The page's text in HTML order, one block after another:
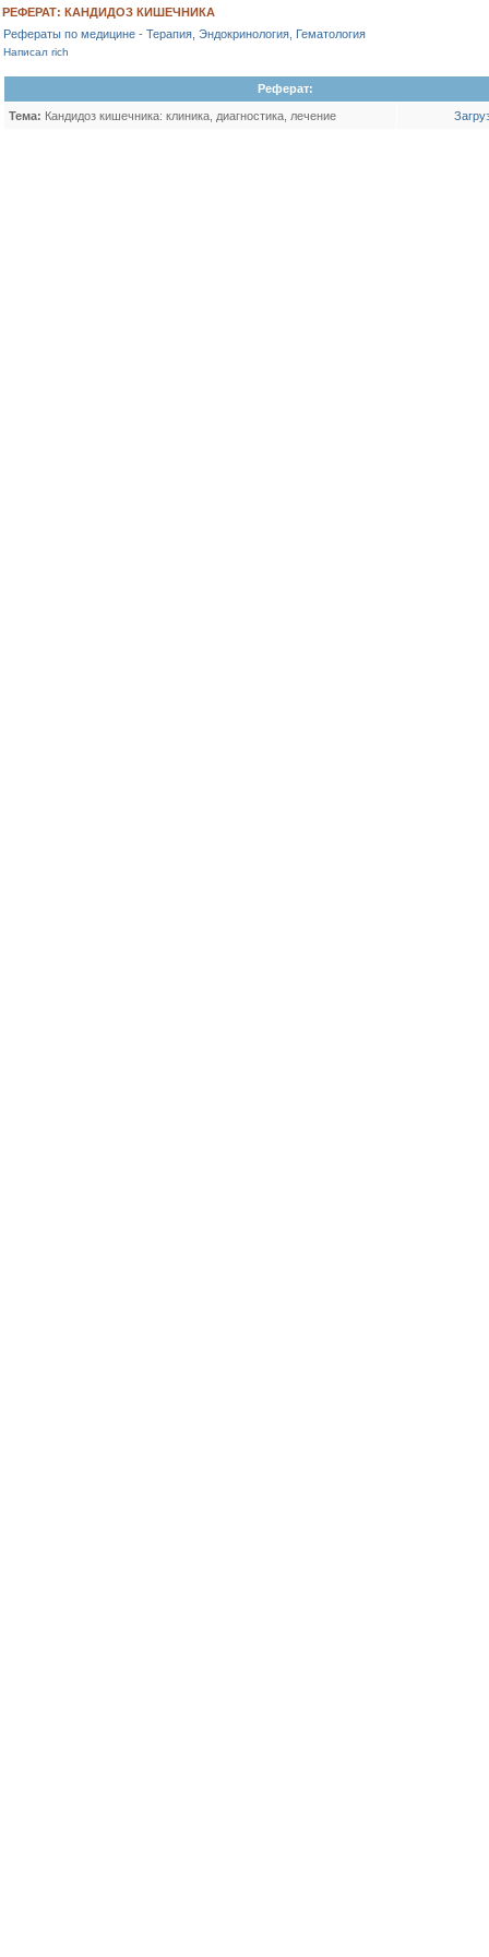
РЕФЕРАТ: КАНДИДОЗ КИШЕЧНИКА
Рефераты по медицине - Терапия, Эндокринология, Гематология
Написал rich
Реферат:
Тема: Кандидоз кишечника: клиника, диагностика, лечение